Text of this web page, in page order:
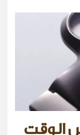
الوقت